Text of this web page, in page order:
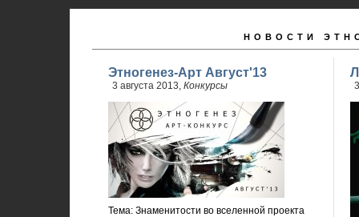
НОВОСТИ
Этногенез-Арт Август'13
3 августа 2013, Конкурсы
Тема: Знаменитости во вселенной проекта